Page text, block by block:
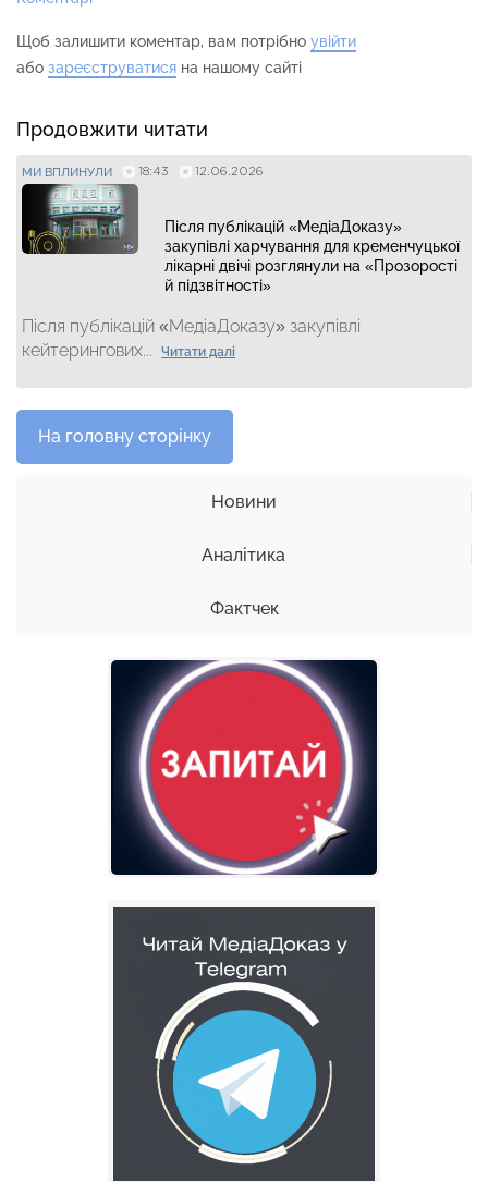
Щоб залишити коментар, вам потрібно увійти
або зареєструватися на нашому сайті
Продовжити читати
МИ ВПЛИНУЛИ 18:43 12.06.2026
Після публікацій «МедіаДоказу»
закупівлі харчування для кременчуцької
лікарні двічі розглянули на «Прозорості
й підзвітності»
Після публікацій «МедіаДоказу» закупівлі
кейтерингових...
Читати далі
На головну сторінку
Новини
Аналітика
Фактчек